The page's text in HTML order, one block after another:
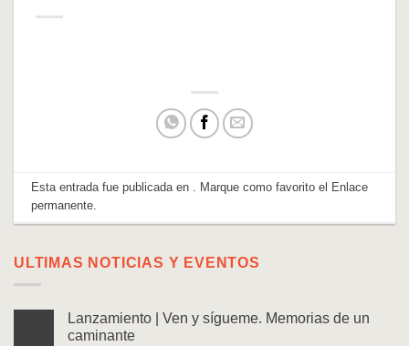
ULTIMAS NOTICIAS Y EVENTOS
Lanzamiento | Ven y sígueme. Memorias de un
caminante
Esta entrada fue publicada en . Marque como favorito el Enlace
permanente.